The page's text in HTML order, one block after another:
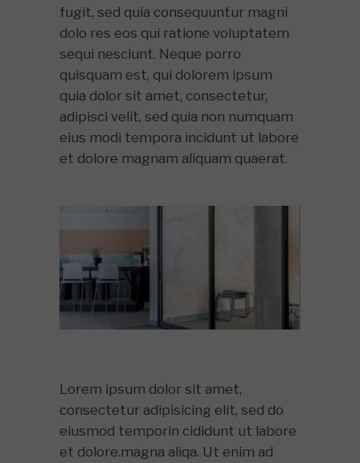
fugit, sed quia consequuntur magni
dolo res eos qui ratione voluptatem
sequi nesciunt. Neque porro
quisquam est, qui dolorem ipsum
quia dolor sit amet, consectetur,
adipisci velit, sed quia non numquam
eius modi tempora incidunt ut labore
et dolore magnam aliquam quaerat.
Lorem ipsum dolor sit amet,
consectetur adipisicing elit, sed do
eiusmod temporin cididunt ut labore
et dolore.magna aliqa. Ut enim ad